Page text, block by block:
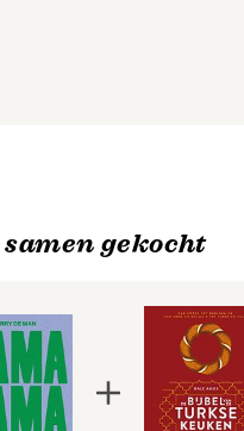
samen gekocht